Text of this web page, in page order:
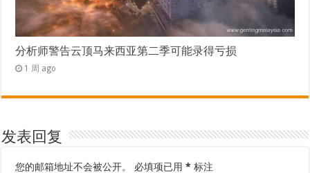
分析师警告云顶马来西亚第二季可能录得亏损
1 周 ago
发表回复
您的邮箱地址不会被公开。 必填项已用* 标注